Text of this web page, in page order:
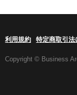
利用規約 特定商取引法
Copyright © Business